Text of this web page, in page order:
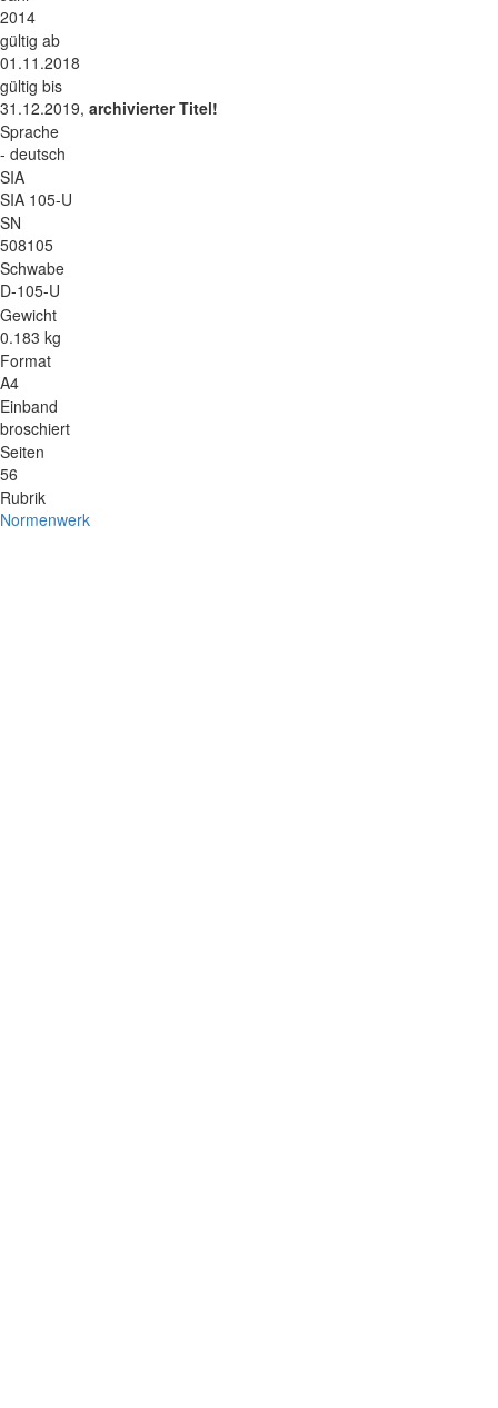
2014
gültig ab
01.11.2018
gültig bis
31.12.2019, archivierter Titel!
Sprache
- deutsch
SIA
SIA 105-U
SN
508105
Schwabe
D-105-U
Gewicht
0.183 kg
Format
A4
Einband
broschiert
Seiten
56
Rubrik
Normenwerk